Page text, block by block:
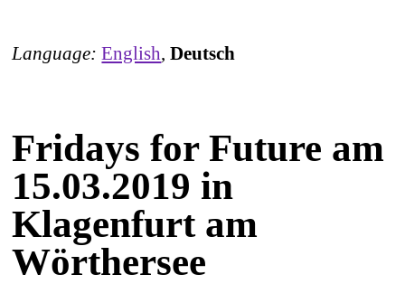
Language: English,Deutsch
Fridays for Future am
15.03.2019 in
Klagenfurt am
Wörthersee